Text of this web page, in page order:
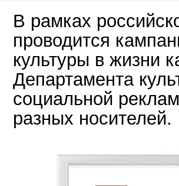
В рамках
проводится
культуры в жизни
Департамента
социальной
разных носителей.